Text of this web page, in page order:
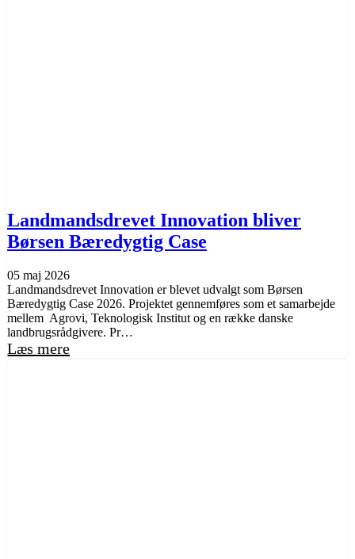
Landmandsdrevet Innovation bliver
Børsen Bæredygtig Case
05 maj 2026
Landmandsdrevet Innovation er blevet udvalgt som Børsen
Bæredygtig Case 2026. Projektet gennemføres som et samarbejde
mellem Agrovi, Teknologisk Institut og en række danske
landbrugsrådgivere. Pr…
Læs mere